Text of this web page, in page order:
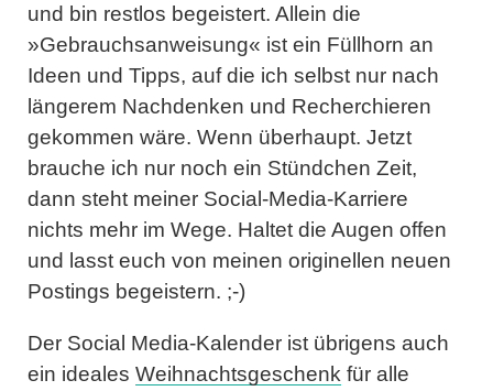
und bin restlos begeistert. Allein die
»Gebrauchsanweisung« ist ein Füllhorn an
Ideen und Tipps, auf die ich selbst nur nach
längerem Nachdenken und Recherchieren
gekommen wäre. Wenn überhaupt. Jetzt
brauche ich nur noch ein Stündchen Zeit,
dann steht meiner Social-Media-Karriere
nichts mehr im Wege. Haltet die Augen offen
und lasst euch von meinen originellen neuen
Postings begeistern. ;-)
Der Social Media-Kalender ist übrigens auch
ein ideales Weihnachtsgeschenk für alle